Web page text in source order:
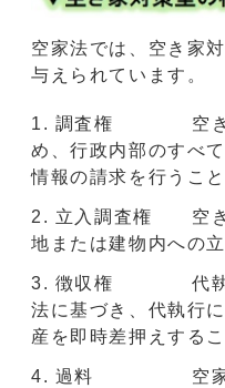
空家法では、空き家
与えられています。
調査権 空き家
め、行政内部のすべ
情報の請求を行うこ
立入調査権 空き
地または建物内への
徴収権 代執行
法に基づき、代執行
産を即時差押えする
過料 空家等調